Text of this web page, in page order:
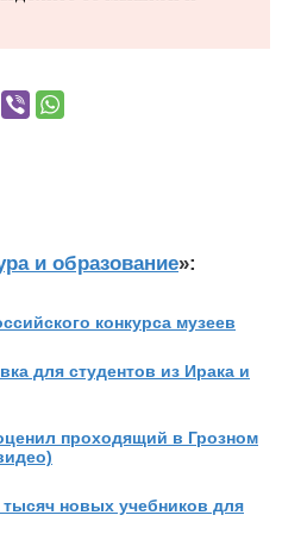
и образование»:
конкурса музеев
для студентов из Ирака и
проходящий в Грозном
новых учебников для